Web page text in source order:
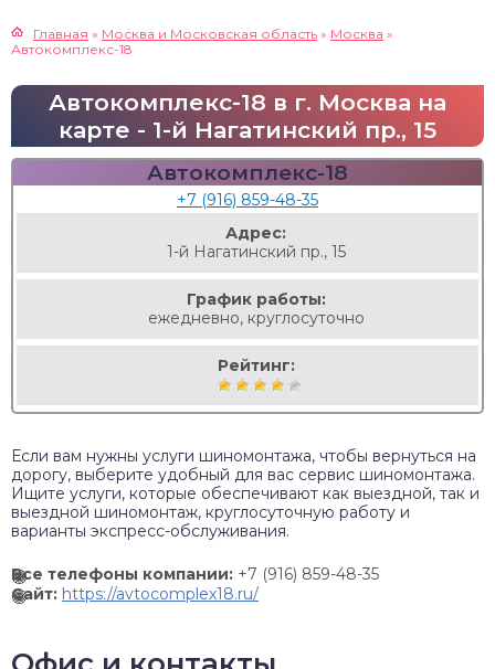
Главная » Москва и Московская область » Москва »
Автокомплекс-18
Автокомплекс-18 в г. Москва на
карте - 1-й Нагатинский пр., 15
Автокомплекс-18
+7 (916) 859-48-35
Адрес:
1-й Нагатинский пр., 15
График работы:
ежедневно, круглосуточно
Рейтинг:
Если вам нужны услуги шиномонтажа, чтобы вернуться на
дорогу, выберите удобный для вас сервис шиномонтажа.
Ищите услуги, которые обеспечивают как выездной, так и
выездной шиномонтаж, круглосуточную работу и
варианты экспресс-обслуживания.
Все телефоны компании: +7 (916) 859-48-35
Сайт: https://avtocomplex18.ru/